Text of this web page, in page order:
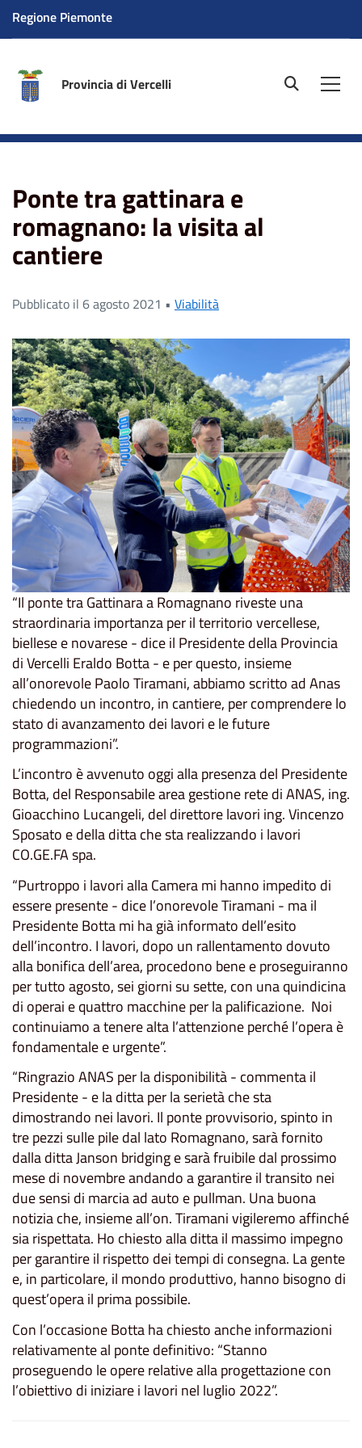
Regione Piemonte
Provincia di Vercelli site.searc
visita al cantiere
Ponte tra gattinara e
romagnano: la visita al
cantiere
Pubblicato il 6 agosto 2021 • Viabilità
“Il ponte tra Gattinara a Romagnano riveste una
straordinaria importanza per il territorio vercellese,
biellese e novarese - dice il Presidente della Provincia
di Vercelli Eraldo Botta - e per questo, insieme
all’onorevole Paolo Tiramani, abbiamo scritto ad Anas
chiedendo un incontro, in cantiere, per comprendere lo
stato di avanzamento dei lavori e le future
programmazioni”.
L’incontro è avvenuto oggi alla presenza del Presidente
Botta, del Responsabile area gestione rete di ANAS, ing.
Gioacchino Lucangeli, del direttore lavori ing. Vincenzo
Sposato e della ditta che sta realizzando i lavori
CO.GE.FA spa.
“Purtroppo i lavori alla Camera mi hanno impedito di
essere presente - dice l’onorevole Tiramani - ma il
Presidente Botta mi ha già informato dell’esito
dell’incontro. I lavori, dopo un rallentamento dovuto
alla bonifica dell’area, procedono bene e proseguiranno
per tutto agosto, sei giorni su sette, con una quindicina
di operai e quattro macchine per la palificazione. Noi
continuiamo a tenere alta l’attenzione perché l’opera è
fondamentale e urgente”.
“Ringrazio ANAS per la disponibilità - commenta il
Presidente - e la ditta per la serietà che sta
dimostrando nei lavori. Il ponte provvisorio, spinto in
tre pezzi sulle pile dal lato Romagnano, sarà fornito
dalla ditta Janson bridging e sarà fruibile dal prossimo
mese di novembre andando a garantire il transito nei
due sensi di marcia ad auto e pullman. Una buona
notizia che, insieme all’on. Tiramani vigileremo affinché
sia rispettata. Ho chiesto alla ditta il massimo impegno
per garantire il rispetto dei tempi di consegna. La gente
e, in particolare, il mondo produttivo, hanno bisogno di
quest’opera il prima possibile.
Con l’occasione Botta ha chiesto anche informazioni
relativamente al ponte definitivo: “Stanno
proseguendo le opere relative alla progettazione con
l’obiettivo di iniziare i lavori nel luglio 2022”.